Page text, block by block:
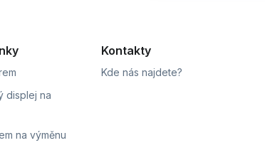
displej na
na výměnu
Kontakty
Kde nás najdete?